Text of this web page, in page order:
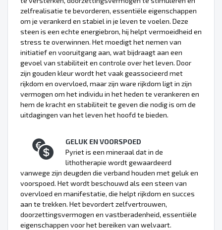
zelfrealisatie te bevorderen, essentiële eigenschappen
om je verankerd en stabiel in je leven te voelen. Deze
steen is een echte energiebron, hij helpt vermoeidheid en
stress te overwinnen. Het moedigt het nemen van
initiatief en vooruitgang aan, wat bijdraagt aan een
gevoel van stabiliteit en controle over het leven. Door
zijn gouden kleur wordt het vaak geassocieerd met
rijkdom en overvloed, maar zijn ware rijkdom ligt in zijn
vermogen om het individu in het heden te verankeren en
hem de kracht en stabiliteit te geven die nodig is om de
uitdagingen van het leven het hoofd te bieden.
GELUK EN VOORSPOED
Pyriet is een mineraal dat in de
lithotherapie wordt gewaardeerd
vanwege zijn deugden die verband houden met geluk en
voorspoed. Het wordt beschouwd als een steen van
overvloed en manifestatie, die helpt rijkdom en succes
aan te trekken. Het bevordert zelfvertrouwen,
doorzettingsvermogen en vastberadenheid, essentiële
eigenschappen voor het bereiken van welvaart.